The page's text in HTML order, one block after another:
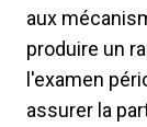
aux
produire un
l'examen
assurer la